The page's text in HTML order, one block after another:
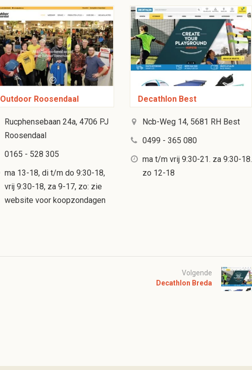
Outdoor Roosendaal
Rucphensebaan 24a, 4706 PJ
Roosendaal
0165 - 528 305
ma 13-18, di t/m do 9:30-18,
vrij 9:30-18, za 9-17, zo: zie
website voor koopzondagen
Decathlon Best
Ncb-Weg 14, 5681 RH Best
0499 - 365 080
ma t/m vrij 9:30-21. za 9:30-18.
zo 12-18
Volgende
Decathlon Breda